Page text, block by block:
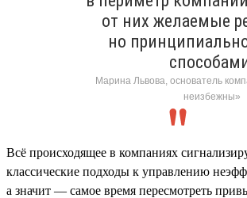
от них желаемые
но
Марина Львова, основатель
неизбежны»
Всё происходящее в компаниях
классические подходы к управлению
а значит — самое время пересмотреть